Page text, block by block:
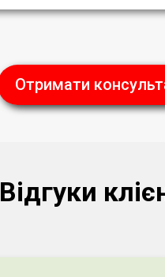
Отримати
Відгуки